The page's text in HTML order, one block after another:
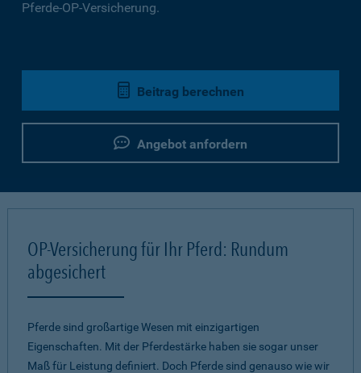
Pferde-OP-Versicherung.
Beitrag berechnen
Angebot anfordern
OP-Versicherung für Ihr Pferd: Rundum
abgesichert
Pferde sind großartige Wesen mit einzigartigen
Eigenschaften. Mit der Pferdestärke haben sie sogar unser
Maß für Leistung definiert. Doch Pferde sind genauso wie wir